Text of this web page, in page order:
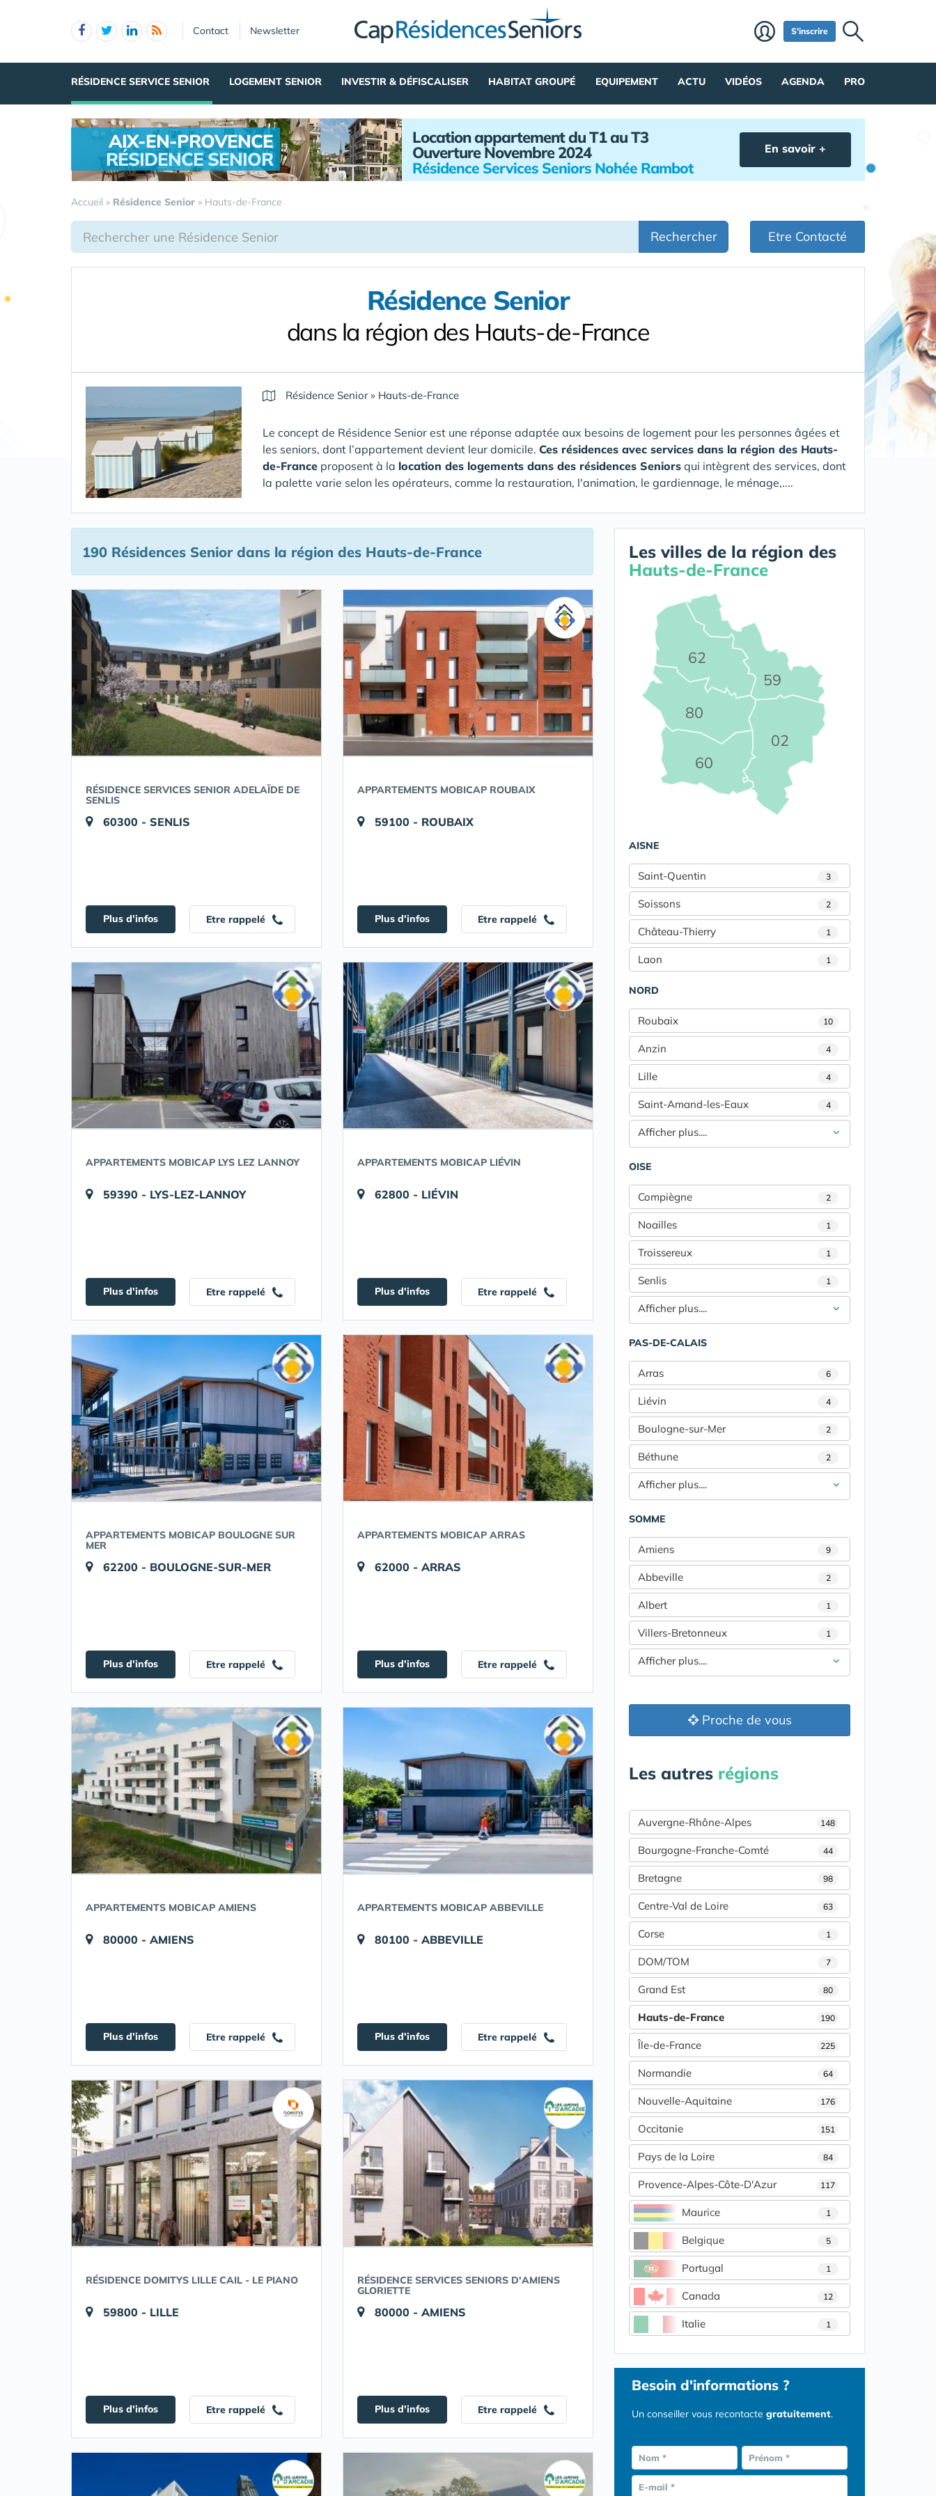
Contact Newsletter S'inscrire
RÉSIDENCE SERVICE SENIOR LOGEMENT SENIOR INVESTIR & DÉFISCALISER HABITAT GROUPÉ EQUIPEMENT ACTU VIDÉOS AGENDA PRO
AIX-EN-PROVENCE
RÉSIDENCE SENIOR
Location appartement du T1 au T3
Ouverture Novembre 2024
Résidence Services Seniors Nohée Rambot
En savoir +
Accueil » Résidence Senior » Hauts-de-France
Rechercher Etre Contacté
Résidence Senior
dans la région des Hauts-de-France
Résidence Senior» Hauts-de-France
Le concept de Résidence Senior est une réponse adaptée aux besoins de logement pour les personnes âgées et
les seniors, dont l’appartement devient leur domicile. Ces résidences avec services dans la région des Hauts-
de-France proposent à la location des logements dans des résidences Seniors qui intègrent des services, dont
la palette varie selon les opérateurs, comme la restauration, l'animation, le gardiennage, le ménage,....
190 Résidences Seniordans la région des Hauts-de-France
RÉSIDENCE SERVICES SENIOR ADELAÏDE DE
SENLIS
60300 - SENLIS
Plus d'infos Etre rappelé
APPARTEMENTS MOBICAP ROUBAIX
59100 - ROUBAIX
Plus d'infos Etre rappelé
APPARTEMENTS MOBICAP LYS LEZ LANNOY
59390 - LYS-LEZ-LANNOY
Plus d'infos Etre rappelé
APPARTEMENTS MOBICAP LIÉVIN
62800 - LIÉVIN
Plus d'infos Etre rappelé
APPARTEMENTS MOBICAP BOULOGNE SUR
MER
62200 - BOULOGNE-SUR-MER
Plus d'infos Etre rappelé
APPARTEMENTS MOBICAP ARRAS
62000 - ARRAS
Plus d'infos Etre rappelé
APPARTEMENTS MOBICAP AMIENS
80000 - AMIENS
Plus d'infos Etre rappelé
APPARTEMENTS MOBICAP ABBEVILLE
80100 - ABBEVILLE
Plus d'infos Etre rappelé
RÉSIDENCE DOMITYS LILLE CAIL - LE PIANO
59800 - LILLE
Plus d'infos Etre rappelé
RÉSIDENCE SERVICES SENIORS D'AMIENS
GLORIETTE
80000 - AMIENS
Plus d'infos Etre rappelé
Les villes de la région des
Hauts-de-France
02
59
60
62
80
AISNE
Saint-Quentin 3
Soissons 2
Château-Thierry 1
Laon 1
NORD
Roubaix 10
Anzin 4
Lille 4
Saint-Amand-les-Eaux 4
Afficher plus....
OISE
Compiègne 2
Noailles 1
Troissereux 1
Senlis 1
Afficher plus....
PAS-DE-CALAIS
Arras 6
Liévin 4
Boulogne-sur-Mer 2
Béthune 2
Afficher plus....
SOMME
Amiens 9
Abbeville 2
Albert 1
Villers-Bretonneux 1
Afficher plus....
Proche de vous
Les autres régions
Auvergne-Rhône-Alpes 148
Bourgogne-Franche-Comté 44
Bretagne 98
Centre-Val de Loire 63
Corse 1
DOM/TOM 7
Grand Est 80
Hauts-de-France 190
Île-de-France 225
Normandie 64
Nouvelle-Aquitaine 176
Occitanie 151
Pays de la Loire 84
Provence-Alpes-Côte-D'Azur 117
Maurice 1
Belgique 5
Portugal 1
Canada 12
Italie 1
Besoin d'informations ?
Un conseiller vous recontacte gratuitement.
Nom * Prénom *
E-mail *